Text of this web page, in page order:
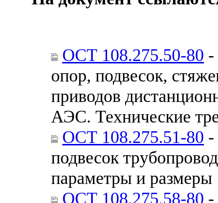
ОСТ 108.275.50-80 -
опор, подвесок,
приводов
АЭС. Технические
ОСТ 108.275.51-80 -
подвесок
параметры и размеры
ОСТ 108.275.58-80 -